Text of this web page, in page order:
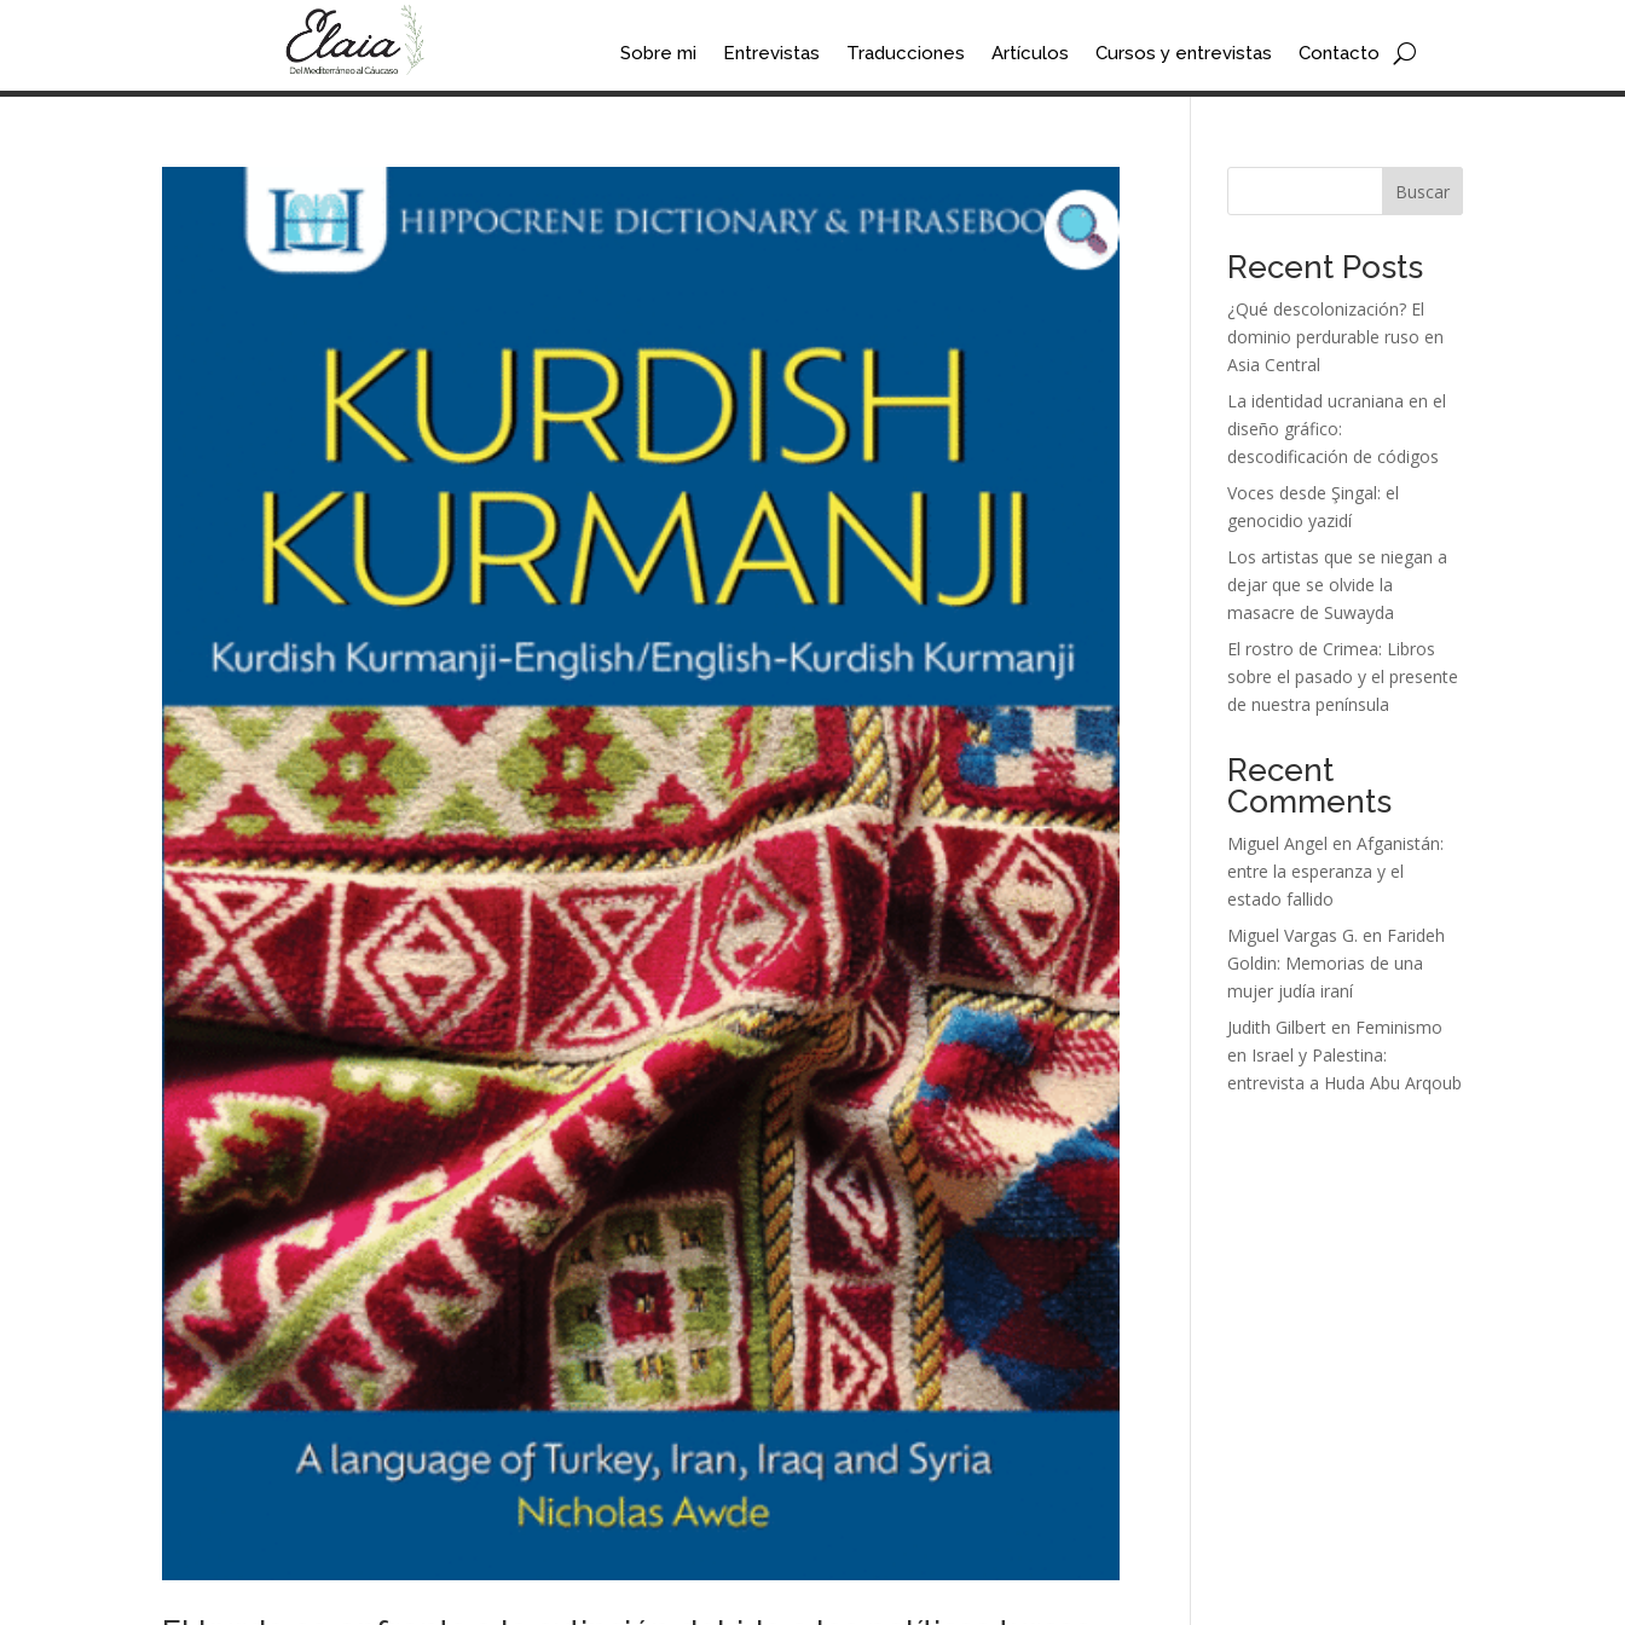
Sobre mi Entrevistas Traducciones Artículos Cursos y entrevistas Contacto
Buscar
Recent Posts
¿Qué descolonización? El
dominio perdurable ruso en
Asia Central
La identidad ucraniana en el
diseño gráfico:
descodificación de códigos
Voces desde Şingal: el
genocidio yazidí
Los artistas que se niegan a
dejar que se olvide la
masacre de Suwayda
El rostro de Crimea: Libros
sobre el pasado y el presente
de nuestra península
Recent
Comments
Miguel Angel enAfganistán:
entre la esperanza y el
estado fallido
Miguel Vargas G. en Farideh
Goldin: Memorias de una
mujer judía iraní
Judith Gilbert en Feminismo
en Israel y Palestina:
entrevista a Huda Abu Arqoub